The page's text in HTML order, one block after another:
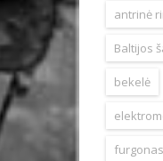
antrinė
Baltijos
bekelė
furgonas